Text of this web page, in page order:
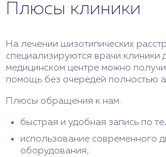
Плюсы клиники
На лечении шизотипических
специализируются врачи
медицинском центре можно
помощь без очередей полностью
Плюсы обращения к нам:
быстрая и удобная запись по
использование современного
оборудования;